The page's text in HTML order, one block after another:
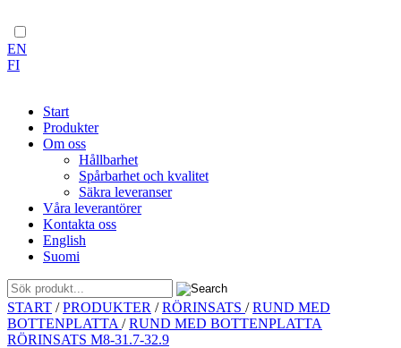
EN
FI
Start
Produkter
Om oss
Hållbarhet
Spårbarhet och kvalitet
Säkra leveranser
Våra leverantörer
Kontakta oss
English
Suomi
Skip
to
content
START /PRODUKTER /RÖRINSATS /RUND MED
BOTTENPLATTA /RUND MED BOTTENPLATTA
RÖRINSATS M8-31.7-32.9